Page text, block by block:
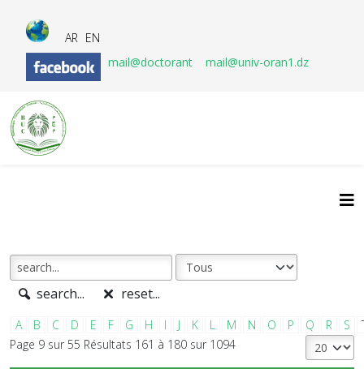
AR EN
mail@doctorant
mail@univ-oran1.dz
search... reset...
A B C D E F G H I J K L M N O P Q R S
Page 9 sur 55 Résultats 161 à 180 sur 1094